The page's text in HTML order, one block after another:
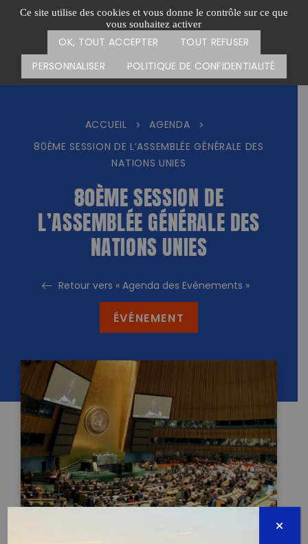
Ce site utilise des cookies et vous donne le contrôle sur ce que
vous souhaitez activer
OK, TOUT ACCEPTER
TOUT REFUSER
PERSONNALISER
POLITIQUE DE CONFIDENTIALITÉ
Passer
Menu
CARTE DES ACTIONS FAIRE UN DON
ACCUEIL > AGENDA
>
80ÈME SESSION DE L’ASSEMBLÉE GÉNÉRALE DES
NATIONS UNIES
80ÈME SESSION DE
L’ASSEMBLÉE GÉNÉRALE DES
NATIONS UNIES
Retour vers « Agenda des Evénements »
ÉVÉNEMENT